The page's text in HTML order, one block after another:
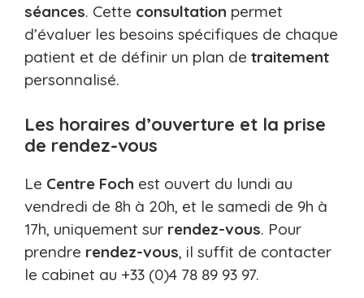
séances. Cette consultation permet
d’évaluer les besoins spécifiques de chaque
patient et de définir un plan de traitement
personnalisé.
Les horaires d’ouverture et la prise
de rendez-vous
Le Centre Foch est ouvert du lundi au
vendredi de 8h à 20h, et le samedi de 9h à
17h, uniquement sur rendez-vous. Pour
prendre rendez-vous, il suffit de contacter
le cabinet au +33 (0)4 78 89 93 97.